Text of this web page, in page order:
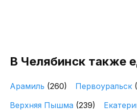
В Челябинск также
Арамиль (260) Первоуральск
Верхняя Пышма (239)